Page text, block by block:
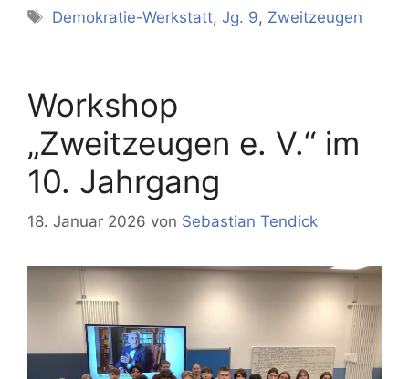
Schlagwörter
Demokratie-Werkstatt,Jg. 9, Zweitzeugen
Workshop
„Zweitzeugen e. V.“ im
10. Jahrgang
18. Januar 2026 von Sebastian Tendick